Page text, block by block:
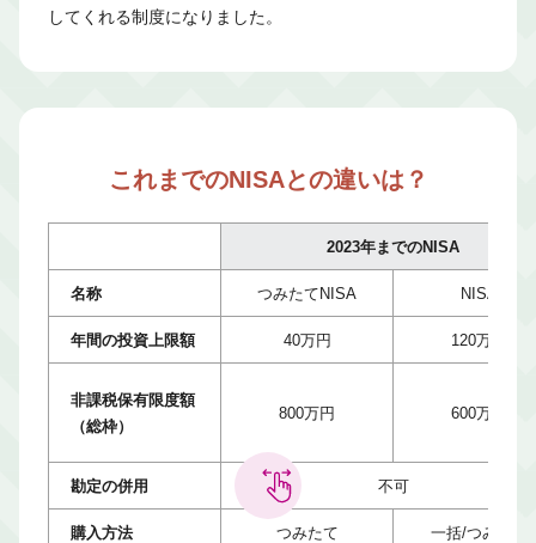
してくれる制度になりました。
これまでのNISAとの違いは？
2023年までのNISA
名称 つみたてNISA NISA
年間の投資上限額 40万円 120万円
非課税保有限度額
（総枠）
800万円 600万円
勘定の併用 不可
購入方法 つみたて 一括/つみたて